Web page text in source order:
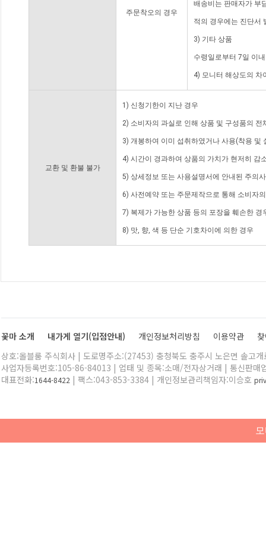
주문착오의 경우
배송비는 판매자가 부
적의 경우에는 진단서
3) 기타 상품
수령일로부터 7일 이
4) 모니터 해상도의 차
교환 및 환불 불가
1) 신청기한이 지난 경우
2) 소비자의 과실로 인해 상품 및 구성품의
3) 개봉하여 이미 섭취하였거나 사용(착용 및
4) 시간이 경과하여 상품의 가치가 현저히 감
5) 상세정보 또는 사용설명서에 안내된 주의
6) 사전예약 또는 주문제작으로 통해 소비자
7) 복제가 가능한 상품 등의 포장을 훼손한 경
8) 맛, 향, 색 등 단순 기호차이에 의한 경우
꽃마 소개 내가게 열기(입점안내) 개인정보처리방침 이용약관
상호:올블룸 주식회사 | 도로명주소:(27453) 충청북도 충주시 노은면 솔고
사업자등록번호:105-86-84013 | 업태 및 종목:소매/전자상거래 | 통신판매
대표전화:1644-8422 | 팩스:043-853-3384 | 개인정보관리책임자:이승호